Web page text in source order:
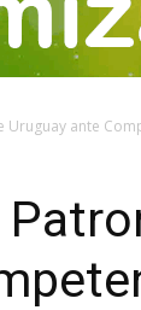
Uruguay ante